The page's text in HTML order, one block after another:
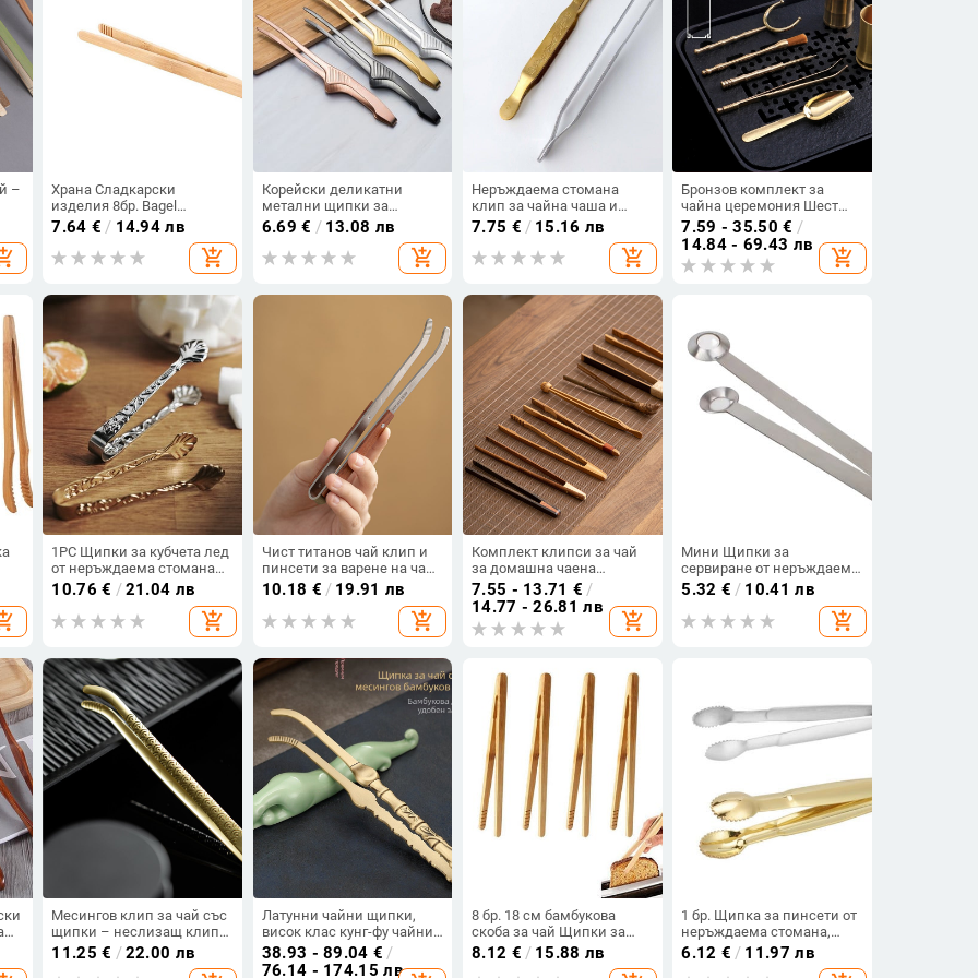
–
Храна Сладкарски
изделия 8бр. Bagel
Захарни кисели
краставички Хляб Чай
Тост Чай Щипки
Инструмент за готвене
7.64 € / 14.94 лв
add_shopping_cart
Корейски деликатни
метални щипки за
барбекю
Противоплъзгащи се
самостоятелни щипки
Многофункционални
6.69 € / 13.08 лв
add_shopping_cart
Неръждаема стомана
клип за чайна чаша и
пинсета, аксесоари за
кунг-фу чай
7.75 € / 15.16 лв
add_shopping_cart
Бронзов комплект за
чайна церемония Шест
джентълмени – прибори
за чай и аксесоари
7.59 - 35.50 € /
14.84 - 69.43 лв
add_shopping_cart
1PC Щипки за кубчета лед
от неръждаема стомана
Щипки за захар Храни
Щипки за барбекю Скоба
за лед Лента с
инструменти Кухненска
Кухненски аксесоари
10.76 € /21.04 лв
add_shopping_cart
Чист титанов чай клип и
пинсети за варене на чай,
клип за чаша, нехлъзгащ
се държач за чаша, кунг-
фу чай комплект и
аксесоари за чайната
10.18 € / 19.91 лв
add_shopping_cart
Комплект клипси за чай
за домашна чаена
церемония, нескользяща
бамбукова клипса,
многофункционална
клипса за почистване на
7.55 - 13.71 € /
14.77 - 26.81 лв
add_shopping_cart
Мини Щипки за
сервиране от неръждаема
стомана Гладък ръб Кафе
и захар Щипка Готварски
щипки за домашна кухня
Десерти Прибори pjop
5.32 € / 10.41 лв
add_shopping_cart
Месингов клип за чай със
щипки – неслизащ клип
за чаша, аксесоар към чай
комплект и инструмент за
11.25 € /22.00 лв
Латунни чайни щипки,
висок клас кунг-фу чайни
прибори, ръчно
изработени бамбукови
38.93 - 89.04 € /
76.14 - 174.15 лв
8 бр. 18 см бамбукова
скоба за чай Щипки за
хляб Храна Захар Дървена
посуда Издръжлива
8.12 € / 15.88 лв
1 бр. Щипка за пинсети от
неръждаема стомана,
щипка за захар, щипка за
захар, щипки за пиене на
6.12 € / 11.97 лв